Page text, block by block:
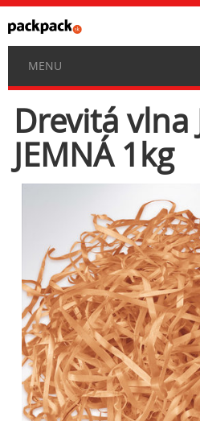
MENU
Drevitá vlna
JEMNÁ 1kg